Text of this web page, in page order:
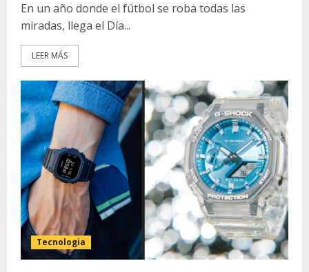
En un año donde el fútbol se roba todas las
miradas, llega el Día...
LEER MÁS
Tecnologia